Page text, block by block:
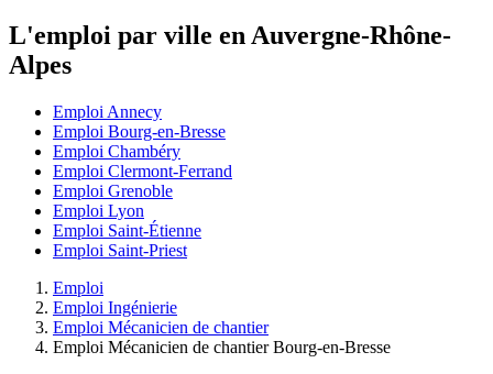
L'emploi par ville en Auvergne-Rhône-
Alpes
Emploi Annecy
Emploi Bourg-en-Bresse
Emploi Chambéry
Emploi Clermont-Ferrand
Emploi Grenoble
Emploi Lyon
Emploi Saint-Étienne
Emploi Saint-Priest
Emploi
Emploi Ingénierie
Emploi Mécanicien de chantier
Emploi Mécanicien de chantier Bourg-en-Bresse